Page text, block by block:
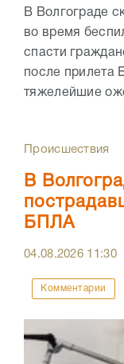
В Волгограде
во время
спасти
после прилета
тяжелейшие
Происшествия
В
БПЛА
04.08.2026 11:30
Комментарии